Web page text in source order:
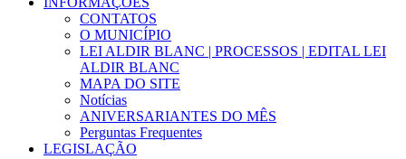
CONTATOS
O MUNICÍPIO
LEI ALDIR BLANC | PROCESSOS | EDITAL LEI
ALDIR BLANC
MAPA DO SITE
Notícias
ANIVERSARIANTES DO MÊS
Perguntas Frequentes
LEGISLAÇÃO